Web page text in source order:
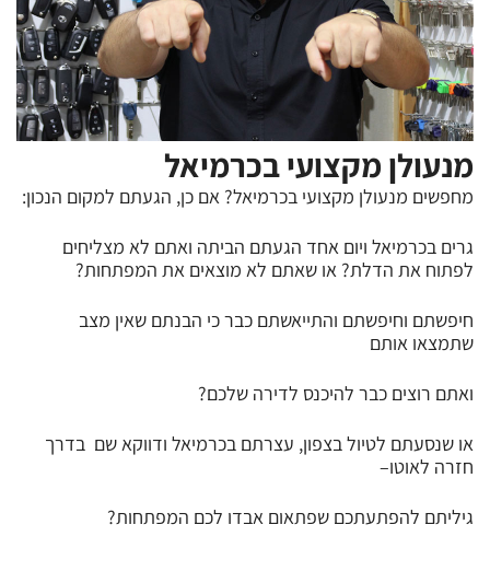
מנעולן מקצועי בכרמיאל
מחפשים מנעולן מקצועי בכרמיאל? אם כן, הגעתם למקום הנכון:
גרים בכרמיאל ויום אחד הגעתם הביתה ואתם לא מצליחים
לפתוח את הדלת? או שאתם לא מוצאים את המפתחות?
חיפשתם וחיפשתם והתייאשתם כבר כי הבנתם שאין מצב
שתמצאו אותם
ואתם רוצים כבר להיכנס לדירה שלכם?
או שנסעתם לטיול בצפון, עצרתם בכרמיאל ודווקא שם בדרך
חזרה לאוטו–
גיליתם להפתעתכם שפתאום אבדו לכם המפתחות?